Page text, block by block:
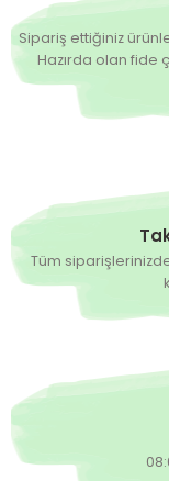
Sipariş ettiğiniz
Hazırda olan fide
Tüm